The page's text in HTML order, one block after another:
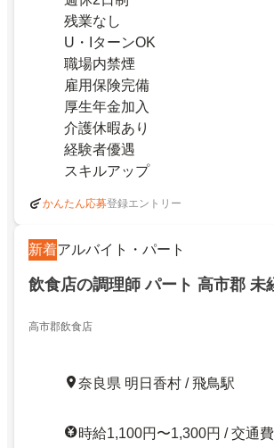
残業なし
U・IターンOK
職場内禁煙
雇用保険完備
厚生年金加入
介護休暇あり
経験者優遇
スキルアップ
かんたん応募登録エントリー
新着アルバイト・パート
飲食店の調理師 パート 高市郡 未
高市郡飲食店
奈良県 明日香村 / 飛鳥駅
時給1,100円〜1,300円 / 交通